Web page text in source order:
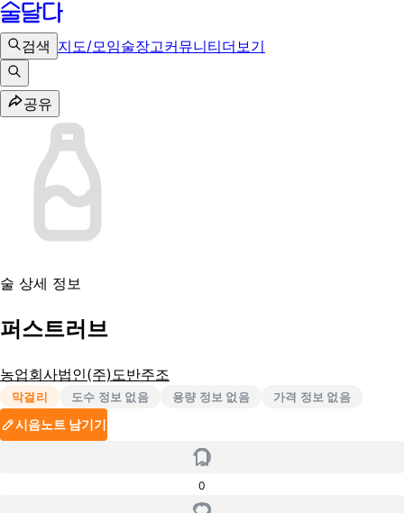
검색 지도/모임술장고커뮤니티더보기
공유
술 상세 정보
퍼스트러브
농업회사법인(주)도반주조
막걸리 도수 정보 없음 용량 정보 없음 가격 정보 없음
시음노트 남기기
0